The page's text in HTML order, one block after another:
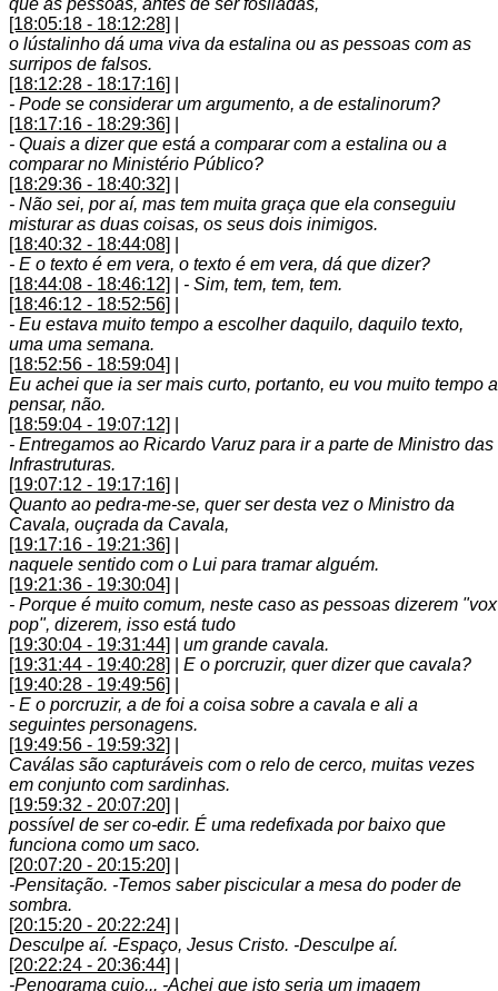
que as pessoas, antes de ser fosiladas,
[18:05:18 - 18:12:28]
o lústalinho dá uma viva da estalina ou as pessoas com as
surripos de falsos.
[18:12:28 - 18:17:16]
- Pode se considerar um argumento, a de estalinorum?
[18:17:16 - 18:29:36]
- Quais a dizer que está a comparar com a estalina ou a
comparar no Ministério Público?
[18:29:36 - 18:40:32]
- Não sei, por aí, mas tem muita graça que ela conseguiu
misturar as duas coisas, os seus dois inimigos.
[18:40:32 - 18:44:08]
- E o texto é em vera, o texto é em vera, dá que dizer?
[18:44:08 - 18:46:12]
- Sim, tem, tem, tem.
[18:46:12 - 18:52:56]
- Eu estava muito tempo a escolher daquilo, daquilo texto,
uma uma semana.
[18:52:56 - 18:59:04]
Eu achei que ia ser mais curto, portanto, eu vou muito tempo a
pensar, não.
[18:59:04 - 19:07:12]
- Entregamos ao Ricardo Varuz para ir a parte de Ministro das
Infrastruturas.
[19:07:12 - 19:17:16]
Quanto ao pedra-me-se, quer ser desta vez o Ministro da
Cavala, ouçrada da Cavala,
[19:17:16 - 19:21:36]
naquele sentido com o Lui para tramar alguém.
[19:21:36 - 19:30:04]
- Porque é muito comum, neste caso as pessoas dizerem "vox
pop", dizerem, isso está tudo
[19:30:04 - 19:31:44]
um grande cavala.
[19:31:44 - 19:40:28]
E o porcruzir, quer dizer que cavala?
[19:40:28 - 19:49:56]
- E o porcruzir, a de foi a coisa sobre a cavala e ali a
seguintes personagens.
[19:49:56 - 19:59:32]
Caválas são capturáveis com o relo de cerco, muitas vezes
em conjunto com sardinhas.
[19:59:32 - 20:07:20]
possível de ser co-edir. É uma redefixada por baixo que
funciona como um saco.
[20:07:20 - 20:15:20]
-Pensitação. -Temos saber piscicular a mesa do poder de
sombra.
[20:15:20 - 20:22:24]
Desculpe aí. -Espaço, Jesus Cristo. -Desculpe aí.
[20:22:24 - 20:36:44]
-Penograma cujo... -Achei que isto seria um imagem